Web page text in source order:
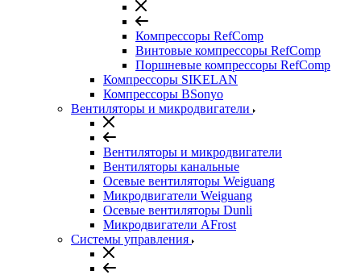
Компрессоры RefComp
Винтовые компрессоры RefComp
Поршневые компрессоры RefComp
Компрессоры SIKELAN
Компрессоры BSonyo
Вентиляторы и микродвигатели
Вентиляторы и микродвигатели
Вентиляторы канальные
Осевые вентиляторы Weiguang
Микродвигатели Weiguang
Осевые вентиляторы Dunli
Микродвигатели AFrost
Системы управления